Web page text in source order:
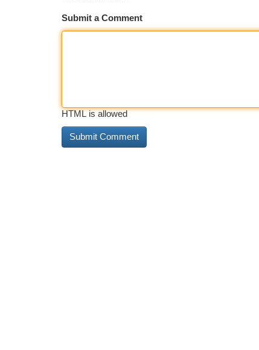
Submit a Comment
HTML is allowed